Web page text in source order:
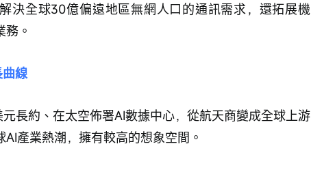
決全球30億偏遠地區無網人口的通訊需求，還拓展機
。
線
長約、在太空佈署AI數據中心，從航天商變成全球上游
產業熱潮，擁有較高的想象空間。